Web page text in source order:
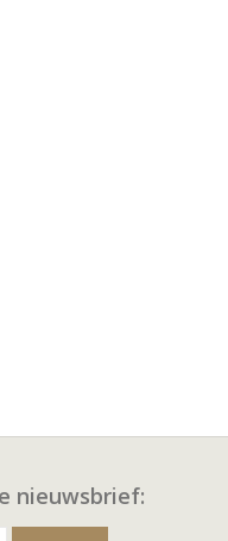
nieuwsbrief: